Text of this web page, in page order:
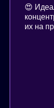
😍
их на